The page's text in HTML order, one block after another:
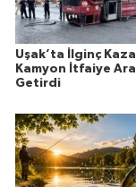
Uşak’ta İlginç
Kamyon İtfaiye
Getirdi